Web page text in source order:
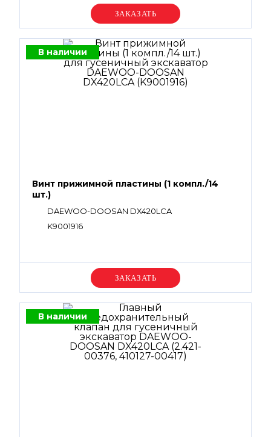
Уточняйте цену
В наличии
Винт прижимной пластины (1 компл./14
шт.)
DAEWOO-DOOSAN DX420LCA
K9001916
Уточняйте цену
В наличии